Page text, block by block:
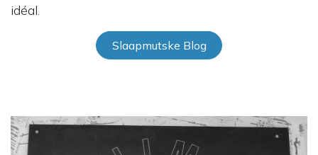
idéal.
Slaapmutske Blog